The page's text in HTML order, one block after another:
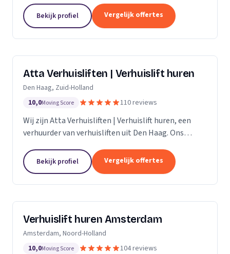
service.Bekijk profiel Vergelijk offertes
Atta Verhuisliften | Verhuislift huren
Den Haag, Zuid-Holland
10,0Moving Score 110 reviews
Wij zijn Atta Verhuisliften | Verhuislift huren, een
verhuurder van verhuisliften uit Den Haag. Ons
Bekijk profiel Vergelijk offertes
Verhuislift huren Amsterdam
Amsterdam, Noord-Holland
10,0Moving Score 104 reviews